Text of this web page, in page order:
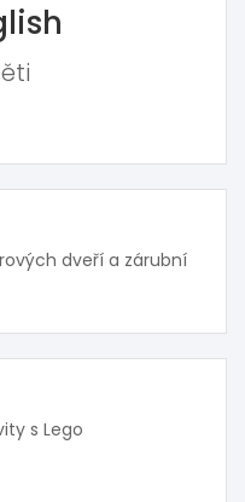
dveří a zárubní
s Lego